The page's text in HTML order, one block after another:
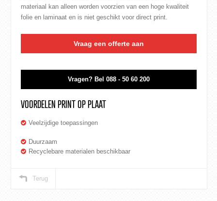
materiaal kan alleen worden voorzien van een hoge kwaliteit
folie en laminaat en is niet geschikt voor direct print.
Vraag een offerte aan
Vragen? Bel 088 - 50 60 200
VOORDELEN PRINT OP PLAAT
Veelzijdige toepassingen
Duurzaam
Recyclebare materialen beschikbaar
Terug